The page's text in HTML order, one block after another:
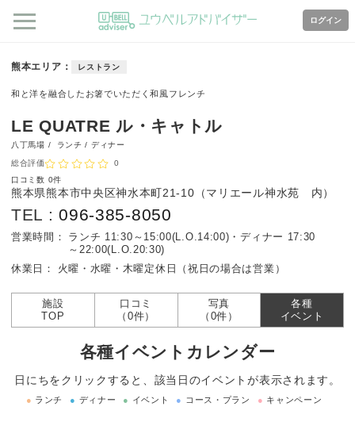
ログイン
熊本エリア レストラン
和と洋を融合したお箸でいただく和風フレンチ
LE QUATRE ル・キャトル
八丁馬場 / ランチ / ディナー
総合評価
0
口コミ数 0件
熊本県熊本市中央区神水本町21-10（マリエール神水苑 内）
TEL :096-385-8050
営業時間：
ランチ 11:30～15:00(L.O.14:00)・ディナー 17:30
～22:00(L.O.20:30)
休業日：
火曜・水曜・木曜定休日（祝日の場合は営業）
施設
TOP
口コミ
（0件）
写真
（0件）
各種
イベント
各種イベントカレンダー
日にちをクリックすると、該当日のイベントが表示されます。
● ランチ ● ディナー ● イベント ● コース・プラン ● キャンペーン